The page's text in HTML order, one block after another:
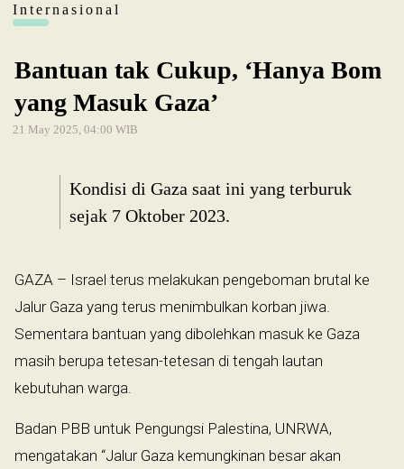
Internasional
Bantuan tak Cukup, ‘Hanya Bom
yang Masuk Gaza’
21 May 2025, 04:00 WIB
Kondisi di Gaza saat ini yang terburuk
sejak 7 Oktober 2023.
GAZA – Israel terus melakukan pengeboman brutal ke
Jalur Gaza yang terus menimbulkan korban jiwa.
Sementara bantuan yang dibolehkan masuk ke Gaza
masih berupa tetesan-tetesan di tengah lautan
kebutuhan warga.
Badan PBB untuk Pengungsi Palestina, UNRWA,
mengatakan “Jalur Gaza kemungkinan besar akan